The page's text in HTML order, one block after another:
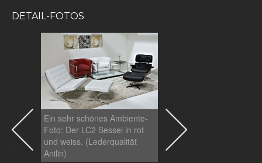
DETAIL-FOTOS
Ein sehr schönes Ambiente-
Foto: Der LC2 Sessel in rot
und weiss. (Lederqualität
Anilin)
Ein Kunde wählte eine
Vielzahl an LC2 Chairs
seine Bar. Diese tolle